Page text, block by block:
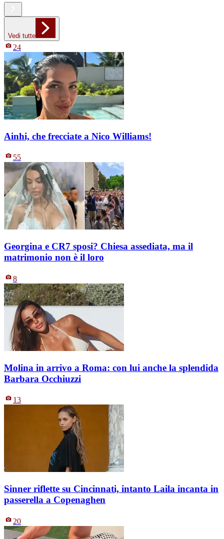
Vedi tutte
24
Ainhi, che frecciate a Nico Williams!
55
Georgina e CR7 sposi? Chiesa assediata, ma il
matrimonio non è il loro
8
Molina in arrivo a Roma: con lui anche la splendida
Barbara Occhiuzzi
13
Sinner riflette su Cincinnati, intanto Laila incanta in
passerella a Copenaghen
20